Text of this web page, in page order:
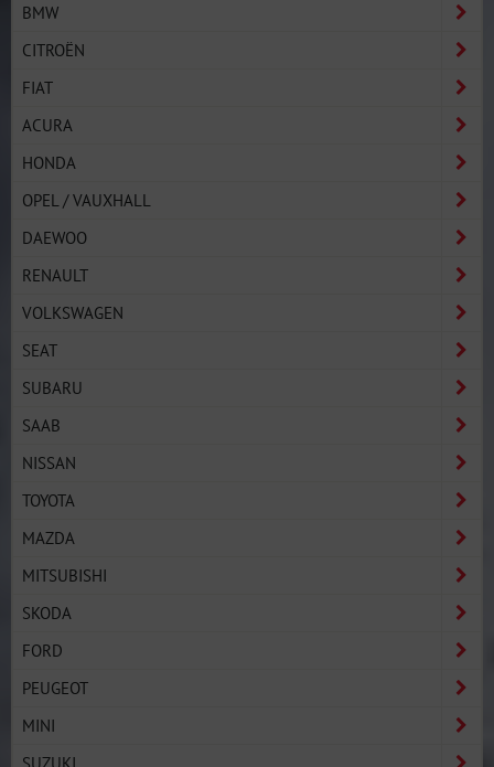
BMW
CITROËN
FIAT
ACURA
HONDA
OPEL / VAUXHALL
DAEWOO
RENAULT
VOLKSWAGEN
SEAT
SUBARU
SAAB
NISSAN
TOYOTA
MAZDA
MITSUBISHI
SKODA
FORD
PEUGEOT
MINI
SUZUKI